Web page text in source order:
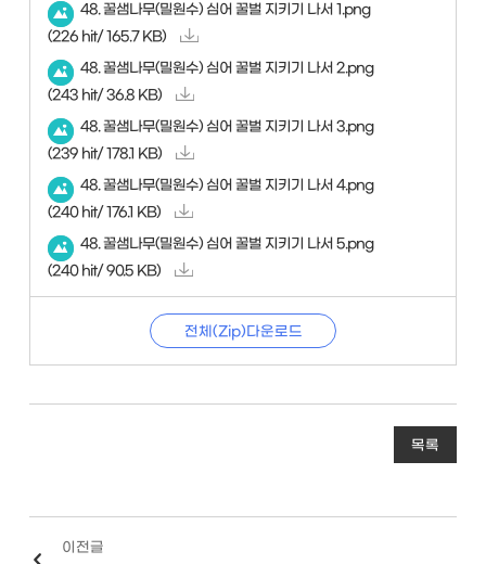
48. 꿀샘나무(밀원수) 심어 꿀벌 지키기 나서 1.png
(226 hit/ 165.7 KB)
48. 꿀샘나무(밀원수) 심어 꿀벌 지키기 나서 2.png
(243 hit/ 36.8 KB)
48. 꿀샘나무(밀원수) 심어 꿀벌 지키기 나서 3.png
(239 hit/ 178.1 KB)
48. 꿀샘나무(밀원수) 심어 꿀벌 지키기 나서 4.png
(240 hit/ 176.1 KB)
48. 꿀샘나무(밀원수) 심어 꿀벌 지키기 나서 5.png
(240 hit/ 90.5 KB)
전체(Zip)다운로드
목록
이전글